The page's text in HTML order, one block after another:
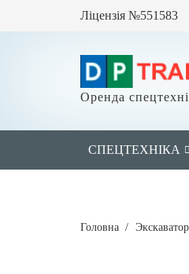
Ліцензія №551583
Оренда
СПЕЦТЕХНІКА
Головна /